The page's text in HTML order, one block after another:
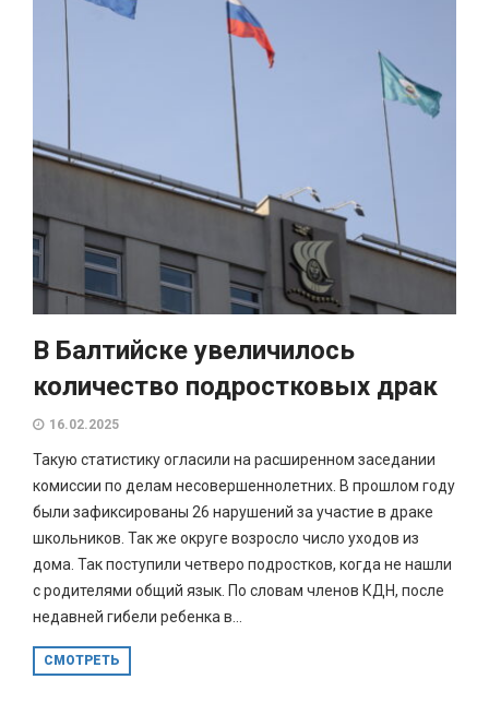
В Балтийске увеличилось
количество подростковых драк
16.02.2025
Такую статистику огласили на расширенном заседании
комиссии по делам несовершеннолетних. В прошлом году
были зафиксированы 26 нарушений за участие в драке
школьников. Так же округе возросло число уходов из
дома. Так поступили четверо подростков, когда не нашли
с родителями общий язык. По словам членов КДН, после
недавней гибели ребенка в...
СМОТРЕТЬ